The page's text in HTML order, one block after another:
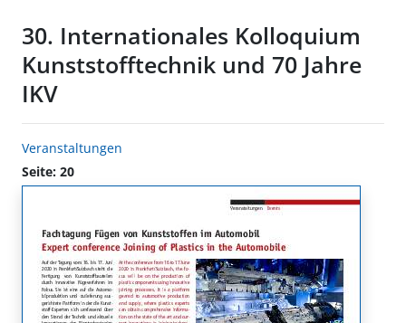
30. Internationales Kolloquium
Kunststofftechnik und 70 Jahre
IKV
Veranstaltungen
Seite: 20